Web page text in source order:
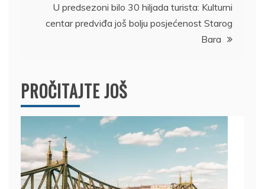
U predsezoni bilo 30 hiljada turista: Kulturni
centar predviđa još bolju posjećenost Starog
Bara
PROČITAJTE JOŠ